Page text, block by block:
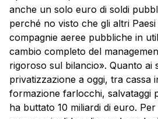
anche un solo euro di soldi
perché no visto che gli altri
compagnie aeree pubbliche in
cambio completo del
rigoroso sul bilancio». Quanto ai
privatizzazione a oggi, tra cassa
formazione farlocchi, salvataggi
ha buttato 10 miliardi di euro.